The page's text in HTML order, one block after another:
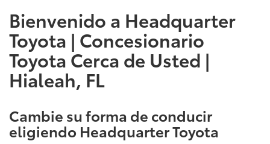
Bienvenido a Headquarter
Toyota | Concesionario
Toyota Cerca de Usted |
Hialeah, FL
Cambie su forma de conducir
eligiendo Headquarter Toyota